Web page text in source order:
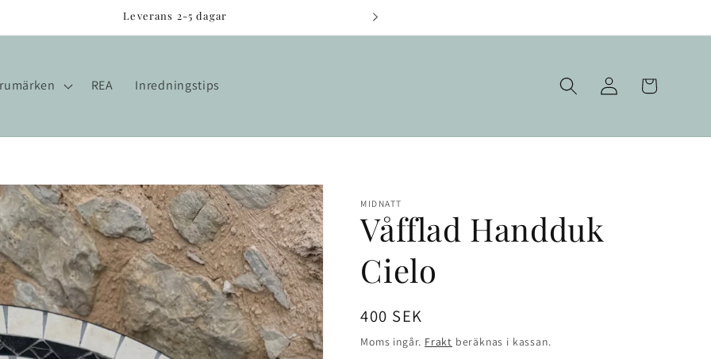
Leverans 2-5 dagar
REA Inredningstips
Logga
in
Varukorg
MIDNATT
Våfflad Handduk
Cielo
Ordinarie
pris
400 SEK
Moms ingår. Frakt beräknas i kassan.